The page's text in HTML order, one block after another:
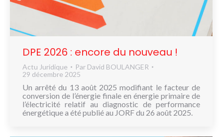
NOUS
CONNAÎTRE
CONTACT
DPE 2026 : encore du nouveau !
Actu Juridique Par David BOULANGER
29 décembre 2025
Un arrêté du 13 août 2025 modifiant le facteur de
conversion de l’énergie finale en énergie primaire de
l’électricité relatif au diagnostic de performance
énergétique a été publié au JORF du 26 août 2025.